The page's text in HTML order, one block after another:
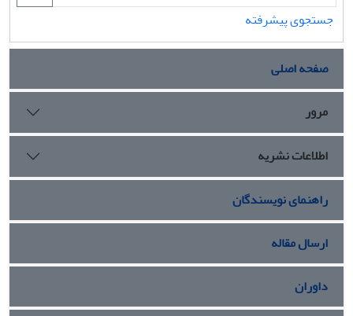
جستجوی پیشرفته
صفحه اصلی
مرور
اطلاعات نشریه
راهنمای نویسندگان
ارسال مقاله
داوران